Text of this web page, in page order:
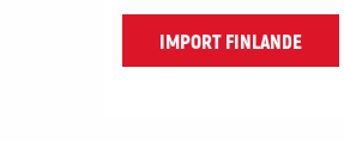
IMPORT FINLANDE